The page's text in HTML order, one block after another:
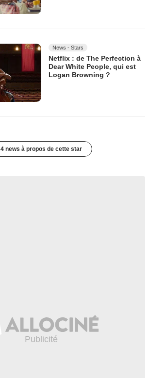
News - Stars
Netflix : de The Perfection à
Dear White People, qui est
Logan Browning ?
4 news à propos de cette star